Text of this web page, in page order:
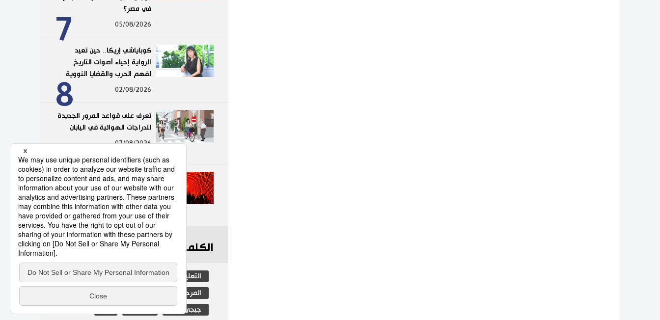
7
في مصر؟
05/08/2026
8
كوباياشي إريكا.. حين تعيد
الرواية إحياء أصوات التاريخ
لفهم الحرب والقضايا النووية
02/08/2026
9
تعرف على قواعد المرور الجديدة
للدراجات الهوائية في اليابان
07/08/2026
10
تجربة ضوئية جديدة في طوكيو
مع «تيم لاب بوردرليس»
02/08/2026
الكلمات الأكثر بحثا
التعليم الياباني الأنشطة
المرحلة الابتدائية اليابان
جيجي برس